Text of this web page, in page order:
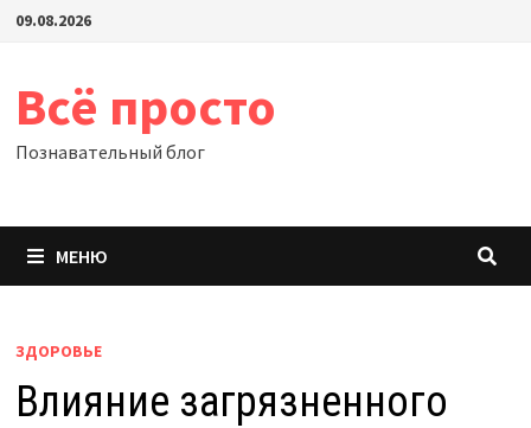
Перейти
09.08.2026
Всё просто
Познавательный блог
МЕНЮ
ЗДОРОВЬЕ
Влияние загрязненного